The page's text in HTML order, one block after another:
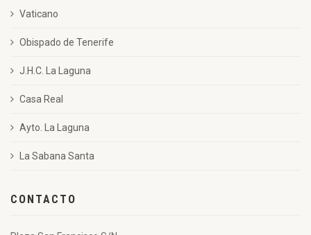
Vaticano
Obispado de Tenerife
J.H.C. La Laguna
Casa Real
Ayto. La Laguna
La Sabana Santa
CONTACTO